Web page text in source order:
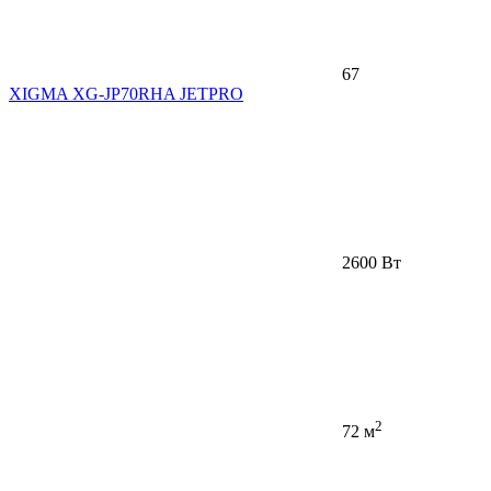
67
XIGMA XG-JP70RHA JETPRO
2600 Вт
72 м2